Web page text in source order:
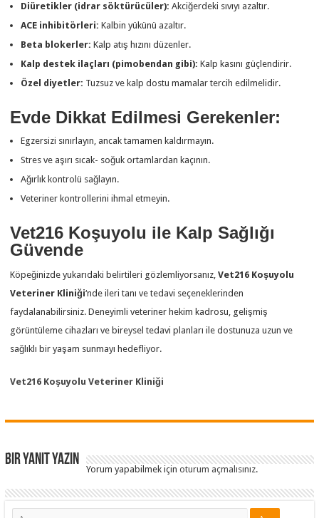
Diüretikler (idrar söktürücüler): Akciğerdeki sıvıyı azaltır.
ACE inhibitörleri: Kalbin yükünü azaltır.
Beta blokerler: Kalp atış hızını düzenler.
Kalp destek ilaçları (pimobendan gibi): Kalp kasını güçlendirir.
Özel diyetler: Tuzsuz ve kalp dostu mamalar tercih edilmelidir.
Evde Dikkat Edilmesi Gerekenler:
Egzersizi sınırlayın, ancak tamamen kaldırmayın.
Stres ve aşırı sıcak- soğuk ortamlardan kaçının.
Ağırlık kontrolü sağlayın.
Veteriner kontrollerini ihmal etmeyin.
Vet216 Koşuyolu ile Kalp Sağlığı
Güvende
Köpeğinizde yukarıdaki belirtileri gözlemliyorsanız,Vet216 Koşuyolu
Veteriner Kliniği‘nde ileri tanı ve tedavi seçeneklerinden
faydalanabilirsiniz. Deneyimli veteriner hekim kadrosu, gelişmiş
görüntüleme cihazları ve bireysel tedavi planları ile dostunuza uzun ve
sağlıklı bir yaşam sunmayı hedefliyor.
Vet216 Koşuyolu Veteriner Kliniği
Bir yanıt yazın
Yorum yapabilmek içinoturum açmalısınız.